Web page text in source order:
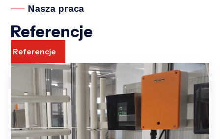
Nasza praca
Referencje
Referencje